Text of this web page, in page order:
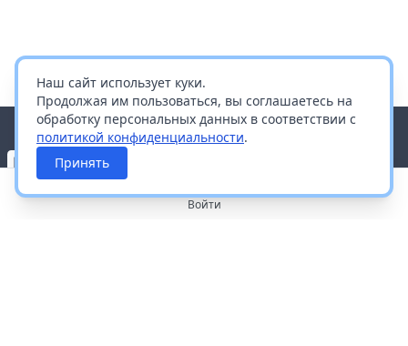
Наш сайт использует куки.
Продолжая им пользоваться, вы соглашаетесь на
обработку персональных данных в соответствии с
политикой конфиденциальности.
Принять
Войти